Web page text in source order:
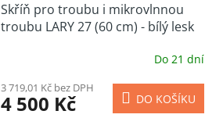
Skříň pro troubu i mikrovlnnou
troubu LARY 27 (60 cm) - bílý lesk
Do 21 dní
3 719,01 Kč bez DPH
4 500 Kč DO KOŠÍKU